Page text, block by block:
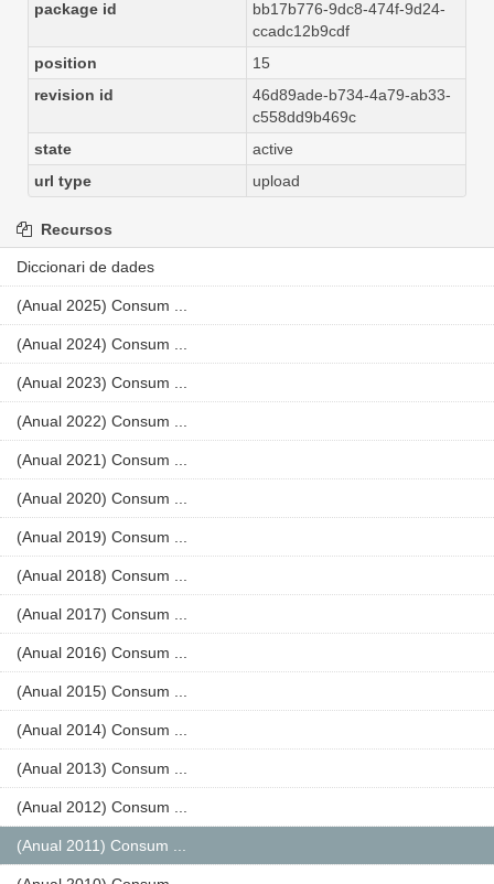
package id
bb17b776-9dc8-474f-9d24-
ccadc12b9cdf
position
15
revision id
46d89ade-b734-4a79-ab33-
c558dd9b469c
state
active
url type
upload
Recursos
Diccionari de dades
(Anual 2025) Consum ...
(Anual 2024) Consum ...
(Anual 2023) Consum ...
(Anual 2022) Consum ...
(Anual 2021) Consum ...
(Anual 2020) Consum ...
(Anual 2019) Consum ...
(Anual 2018) Consum ...
(Anual 2017) Consum ...
(Anual 2016) Consum ...
(Anual 2015) Consum ...
(Anual 2014) Consum ...
(Anual 2013) Consum ...
(Anual 2012) Consum ...
(Anual 2011) Consum ...